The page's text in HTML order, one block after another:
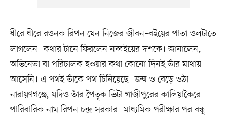
ধীরে ধীরে রওনক রিপন যেন নিজের জীবন–বইয়ের পাতা ওলটাতে
লাগলেন। কথার টানে ফিরলেন নব্বইয়ের দশকে। জানালেন,
অভিনেতা বা পরিচালক হওয়ার কথা কোনো দিনই তাঁর মাথায়
আসেনি। এ পথই তাঁকে পথ চিনিয়েছে। জন্ম ও বেড়ে ওঠা
নারায়ণগঞ্জে, যদিও তাঁর পৈতৃক ভিটা গাজীপুরের কালিয়াকৈরে।
পারিবারিক নাম রিপন চন্দ্র সরকার। মাধ্যমিক পরীক্ষার পর বন্ধু